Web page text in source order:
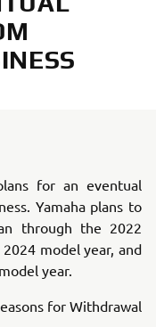
for an eventual
Yamaha plans to
through the 2022
model year, and
year.
for Withdrawal